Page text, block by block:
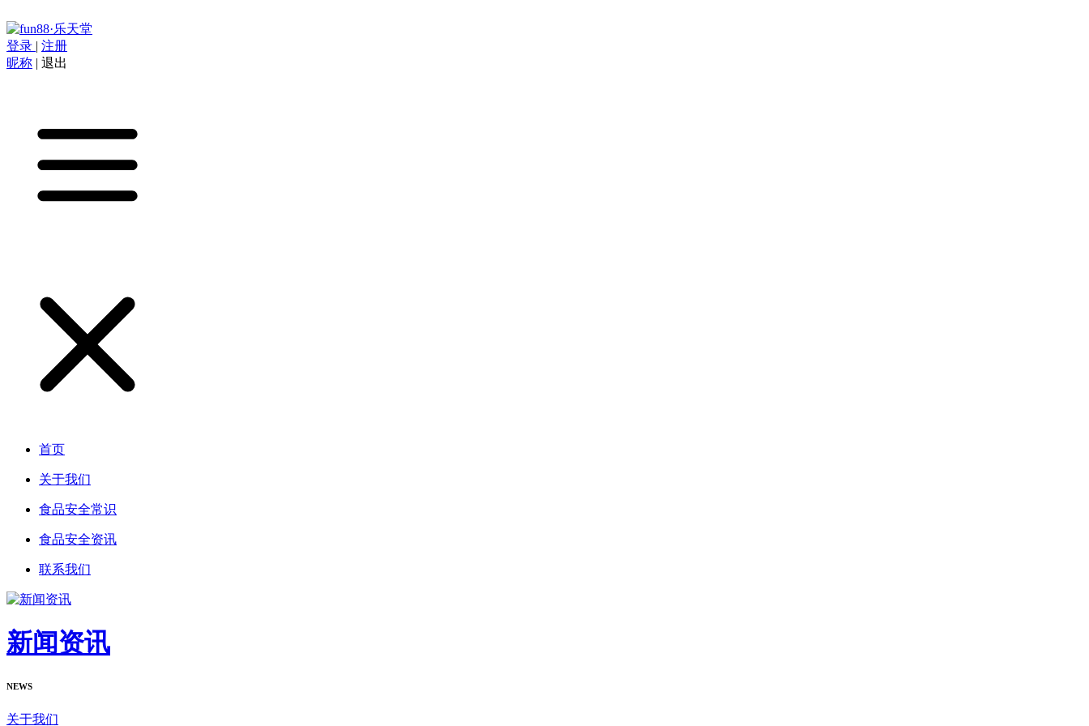
登录 | 注册
昵称 | 退出
首页
关于我们
食品安全常识
食品安全资讯
联系我们
新闻资讯
NEWS
关于我们